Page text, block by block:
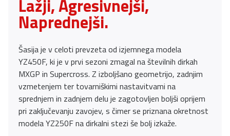
Lažji, Agresivnejši,
Naprednejši.
Šasija je v celoti prevzeta od izjemnega modela
YZ450F, ki je v prvi sezoni zmagal na številnih dirkah
MXGP in Supercross. Z izboljšano geometrijo, zadnjim
vzmetenjem ter tovarniškimi nastavitvami na
sprednjem in zadnjem delu je zagotovljen boljši oprijem
pri zaključevanju zavojev, s čimer se priznana okretnost
modela YZ250F na dirkalni stezi še bolj izkaže.